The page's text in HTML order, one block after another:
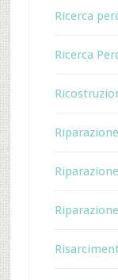
Ricerca
Ricerca